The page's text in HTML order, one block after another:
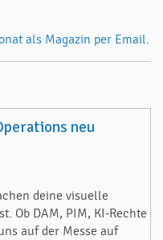
als Magazin per Email.
neu
deine visuelle
Ob DAM, PIM, KI-Rechte
auf der Messe auf